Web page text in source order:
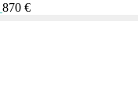
870 €